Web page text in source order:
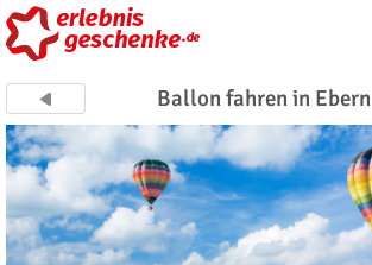
Ballon fahren in Ebern